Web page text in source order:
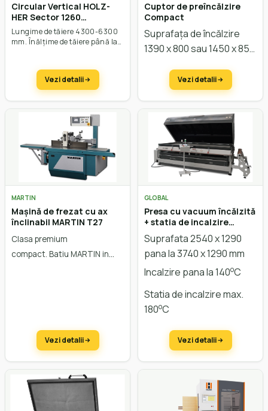
Circular Vertical HOLZ-
HER Sector 1260
Automatic
Lungime de tăiere 4300-6300
mm. Înălțime de tăiere până la
SuperCut.
Vezi detalii
Cuptor de preîncălzire
Compact
Suprafața de încălzire
1390 x 800 sau 1450 x 850
Vezi detalii
MARTIN
Mașină de frezat cu ax
înclinabil MARTIN T27
Clasa premium
compact. Batiu MARTIN in
Vezi detalii
GLOBAL
Presa cu vacuum încălzită
+ statia de incalzire
Sprinter Duo Professional
Suprafata 2540 x 1290
pana la 3740 x 1290 mm
Incalzire pana la 140oC
Statia de incalzire max.
180oC
Vezi detalii